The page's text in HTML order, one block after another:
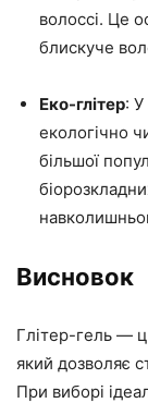
волоссі. Це
блискуче
Еко-глітер: У
екологічно
більшої
Висновок
Глітер-гель —
який дозволяє
При виборі